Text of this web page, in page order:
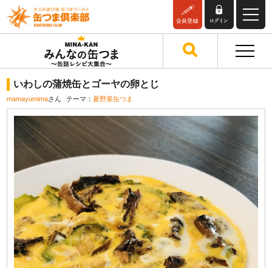
いわしの蒲焼缶とゴーヤの卵とじ
mamayumimaさん テーマ：夏野菜缶つま